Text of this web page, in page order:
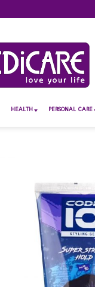
HEALTH PERSONAL CARE